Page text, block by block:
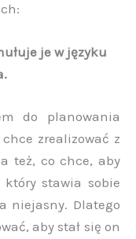
je w języku
do planowania
zrealizować z
też, co chce, aby
który stawia sobie
niejasny. Dlatego
aby stał się on